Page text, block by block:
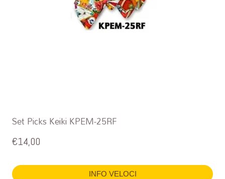
Set Picks Keiki KPEM-25RF
€14,00
INFO VELOCI